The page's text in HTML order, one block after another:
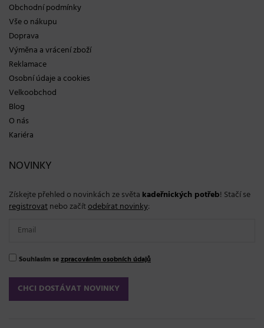
Obchodní podmínky
Vše o nákupu
Doprava
Výměna a vrácení zboží
Reklamace
Osobní údaje a cookies
Velkoobchod
Blog
O nás
Kariéra
NOVINKY
Získejte přehled o novinkách ze světa kadeřnických potřeb! Stačí se
registrovatnebo začítodebírat novinky:
Souhlasím sezpracováním osobních údajů